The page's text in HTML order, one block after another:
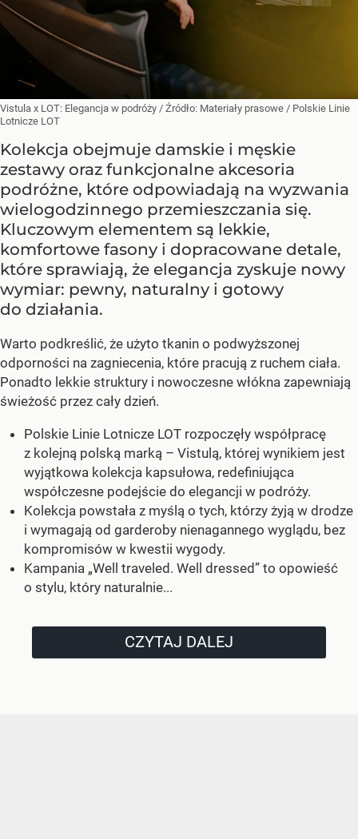
Vistula x LOT: Elegancja w podróży / Źródło: Materiały prasowe / Polskie Linie
Lotnicze LOT
Kolekcja obejmuje damskie i męskie
zestawy oraz funkcjonalne akcesoria
podróżne, które odpowiadają na wyzwania
wielogodzinnego przemieszczania się.
Kluczowym elementem są lekkie,
komfortowe fasony i dopracowane detale,
które sprawiają, że elegancja zyskuje nowy
wymiar: pewny, naturalny i gotowy
do działania.
Warto podkreślić, że użyto tkanin o podwyższonej
odporności na zagniecenia, które pracują z ruchem ciała.
Ponadto lekkie struktury i nowoczesne włókna zapewniają
świeżość przez cały dzień.
Polskie Linie Lotnicze LOT rozpoczęły współpracę
z kolejną polską marką – Vistulą, której wynikiem jest
wyjątkowa kolekcja kapsułowa, redefiniująca
współczesne podejście do elegancji w podróży.
Kolekcja powstała z myślą o tych, którzy żyją w drodze
i wymagają od garderoby nienagannego wyglądu, bez
kompromisów w kwestii wygody.
Kampania „Well traveled. Well dressed” to opowieść
o stylu, który naturalnie...
CZYTAJ DALEJ